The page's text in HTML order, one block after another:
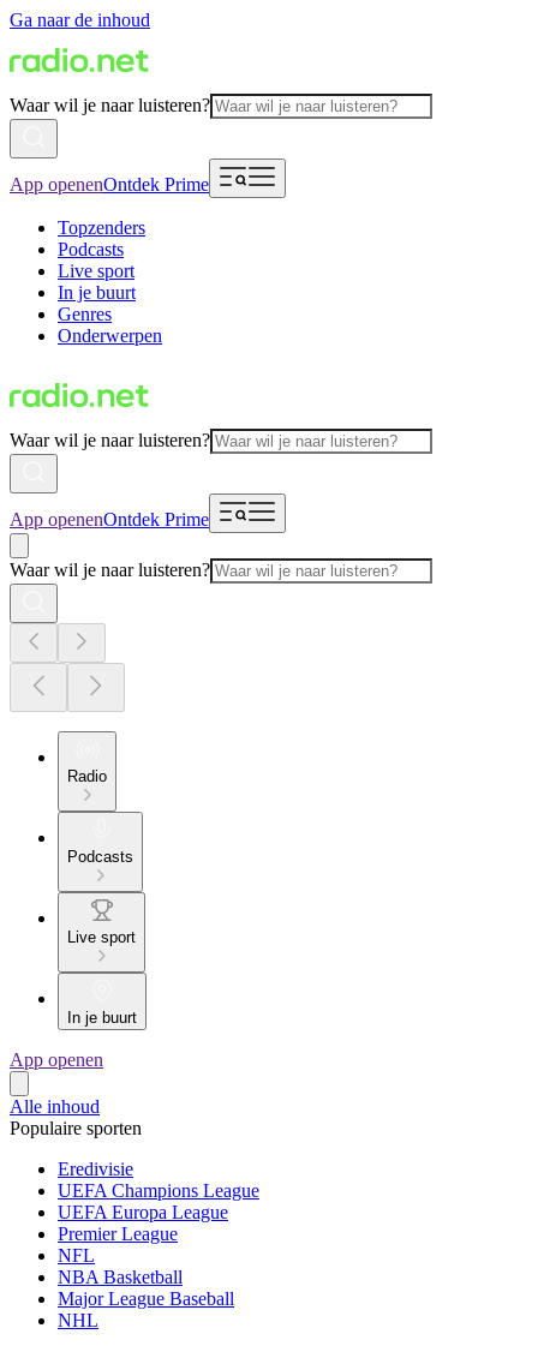
Ga naar de inhoud
Waar wil je naar luisteren?
App openenOntdek Prime
Topzenders
Podcasts
Live sport
In je buurt
Genres
Onderwerpen
Waar wil je naar luisteren?
App openenOntdek Prime
Waar wil je naar luisteren?
Radio
Podcasts
Live sport
In je buurt
App openen
Alle inhoud
Populaire sporten
Eredivisie
UEFA Champions League
UEFA Europa League
Premier League
NFL
NBA Basketball
Major League Baseball
NHL